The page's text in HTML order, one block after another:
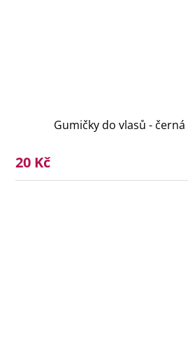
Gumičky do vlasů -
20 Kč